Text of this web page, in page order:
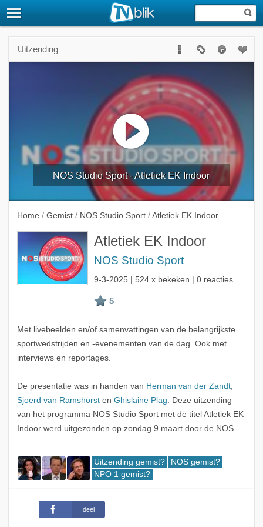
Uitzending
NOS Studio Sport - Atletiek EK Indoor
Home / Gemist / NOS Studio Sport / Atletiek EK Indoor
Atletiek EK Indoor
NOS Studio Sport
9-3-2025 | 524 x bekeken | 0 reacties
Met livebeelden en/of samenvattingen van de belangrijkste
sportwedstrijden en -evenementen van de dag. Ook met
interviews en reportages.
De presentatie was in handen van Herman van der Zandt,
Sjoerd van Ramshorsten Ghislaine Plag. Deze uitzending
van het programma NOS Studio Sport met de titel Atletiek EK
Indoor werd uitgezonden op zondag 9 maart door de NOS.
Uitzending gemist?
NOS gemist?
NPO 1 gemist?
deel